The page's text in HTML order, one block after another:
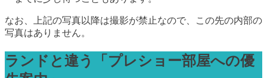
なお、上記の写真以降は撮影が禁止なので、この先の内部の
写真はありません。
ランドと違う「プレショー部屋への優